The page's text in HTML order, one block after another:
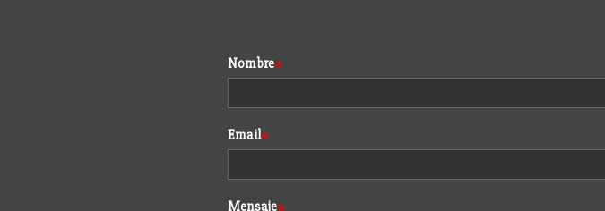
Formulario
Nombre
Email
Mensaje